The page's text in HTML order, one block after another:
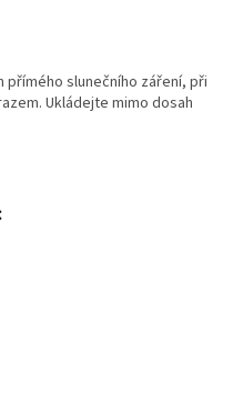
přímého slunečního záření, při
Ukládejte mimo dosah